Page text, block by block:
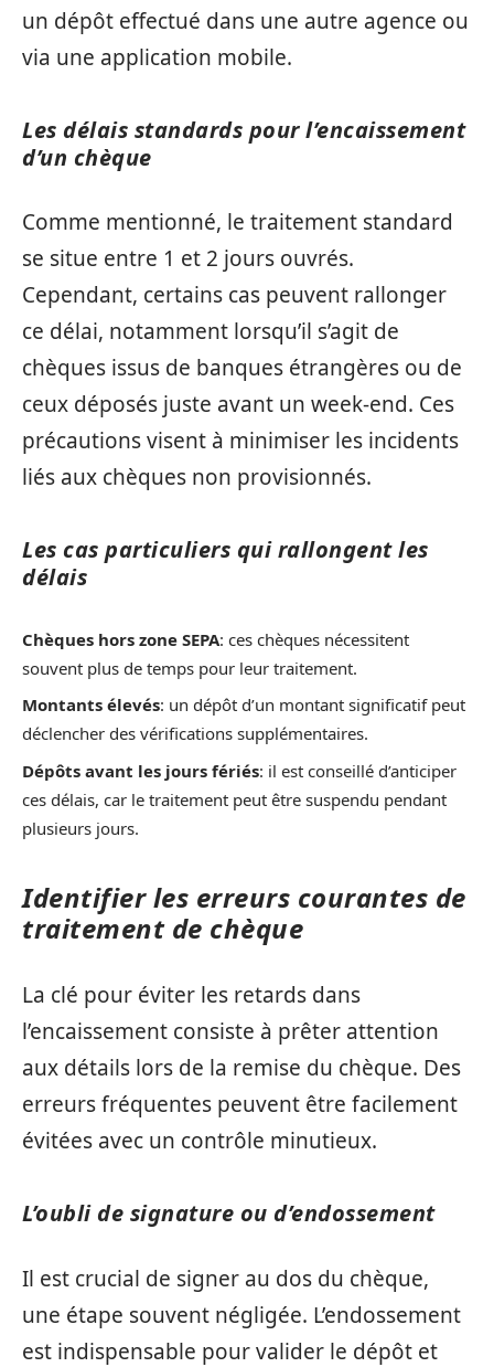
un dépôt effectué dans une autre agence ou
via une application mobile.
Les délais standards pour l’encaissement
d’un chèque
Comme mentionné, le traitement standard
se situe entre 1 et 2 jours ouvrés.
Cependant, certains cas peuvent rallonger
ce délai, notamment lorsqu’il s’agit de
chèques issus de banques étrangères ou de
ceux déposés juste avant un week-end. Ces
précautions visent à minimiser les incidents
liés aux chèques non provisionnés.
Les cas particuliers qui rallongent les
délais
Chèques hors zone SEPA: ces chèques nécessitent
souvent plus de temps pour leur traitement.
Montants élevés: un dépôt d’un montant significatif peut
déclencher des vérifications supplémentaires.
Dépôts avant les jours fériés: il est conseillé d’anticiper
ces délais, car le traitement peut être suspendu pendant
plusieurs jours.
Identifier les erreurs courantes de
traitement de chèque
La clé pour éviter les retards dans
l’encaissement consiste à prêter attention
aux détails lors de la remise du chèque. Des
erreurs fréquentes peuvent être facilement
évitées avec un contrôle minutieux.
L’oubli de signature ou d’endossement
Il est crucial de signer au dos du chèque,
une étape souvent négligée. L’endossement
est indispensable pour valider le dépôt et